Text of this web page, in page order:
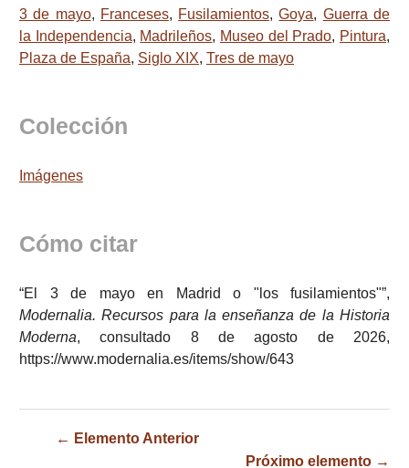
3 de mayo, Franceses, Fusilamientos,Goya, Guerra de
la Independencia, Madrileños, Museo del Prado, Pintura,
Plaza de España, Siglo XIX, Tres de mayo
Colección
Imágenes
Cómo citar
“El 3 de mayo en Madrid o "los fusilamientos"”,
Modernalia. Recursos para la enseñanza de la Historia
Moderna, consultado 8 de agosto de 2026,
https://www.modernalia.es/items/show/643
← Elemento Anterior
Próximo elemento →